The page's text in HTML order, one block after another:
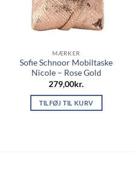
på
varesiden
MÆRKER
Sofie Schnoor Mobiltaske
Nicole – Rose Gold
279,00kr.
TILFØJ TIL KURV